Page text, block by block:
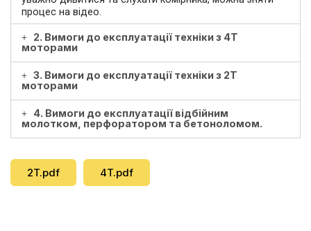
процес на відео.
2. Вимоги до експлуатації техніки з 4Т
моторами
3. Вимоги до експлуатації техніки з 2Т
моторами
4. Вимоги до експлуатації відбійним
молотком, перфоратором та бетоноломом.
2T.pdf 4T.pdf